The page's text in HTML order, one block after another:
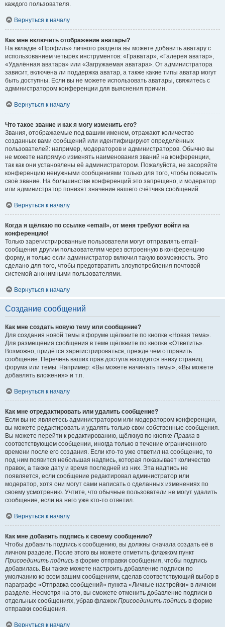
каждого пользователя.
Вернуться к началу
Как мне включить отображение аватары?
На вкладке «Профиль» личного раздела вы можете добавить аватару с
использованием четырёх инструментов: «Граватар», «Галерея аватар»,
«Удалённая аватара» или «Загружаемая аватара». От администратора
зависит, включена ли поддержка аватар, а также какие типы аватар могут
быть доступны. Если вы не можете использовать аватары, свяжитесь с
администратором конференции для выяснения причин.
Вернуться к началу
Что такое звание и как я могу изменить его?
Звания, отображаемые под вашим именем, отражают количество
созданных вами сообщений или идентифицируют определённых
пользователей: например, модераторов и администраторов. Обычно вы
не можете напрямую изменять наименования званий на конференции,
так как они установлены её администратором. Пожалуйста, не засоряйте
конференцию ненужными сообщениями только для того, чтобы повысить
своё звание. На большинстве конференций это запрещено, и модератор
или администратор понизят значение вашего счётчика сообщений.
Вернуться к началу
Когда я щёлкаю по ссылке «email», от меня требуют войти на
конференцию!
Только зарегистрированные пользователи могут отправлять email-
сообщения другим пользователям через встроенную в конференцию
форму, и только если администратор включил такую возможность. Это
сделано для того, чтобы предотвратить злоупотребления почтовой
системой анонимными пользователями.
Вернуться к началу
Создание сообщений
Как мне создать новую тему или сообщение?
Для создания новой темы в форуме щёлкните по кнопке «Новая тема».
Для размещения сообщения в теме щёлкните по кнопке «Ответить».
Возможно, придётся зарегистрироваться, прежде чем отправить
сообщение. Перечень ваших прав доступа находится внизу страниц
форума или темы. Например: «Вы можете начинать темы», «Вы можете
добавлять вложения» и т.п.
Вернуться к началу
Как мне отредактировать или удалить сообщение?
Если вы не являетесь администратором или модератором конференции,
вы можете редактировать и удалять только свои собственные сообщения.
Вы можете перейти к редактированию, щёлкнув по кнопке Правка в
соответствующем сообщении, иногда только в течение ограниченного
времени после его создания. Если кто-то уже ответил на сообщение, то
под ним появится небольшая надпись, которая показывает количество
правок, а также дату и время последней из них. Эта надпись не
появляется, если сообщение редактировал администратор или
модератор, хотя они могут сами написать о сделанных изменениях по
своему усмотрению. Учтите, что обычные пользователи не могут удалить
сообщение, если на него уже кто-то ответил.
Вернуться к началу
Как мне добавить подпись к своему сообщению?
Чтобы добавить подпись к сообщению, вы должны сначала создать её в
личном разделе. После этого вы можете отметить флажком пункт
Присоединить подпись в форме отправки сообщения, чтобы подпись
добавилась. Вы также можете настроить добавление подписи по
умолчанию ко всем вашим сообщениям, сделав соответствующий выбор в
параграфе «Отправка сообщений» пункта «Личные настройки» в личном
разделе. Несмотря на это, вы сможете отменить добавление подписи в
отдельных сообщениях, убрав флажок Присоединить подпись в форме
отправки сообщения.
Вернуться к началу